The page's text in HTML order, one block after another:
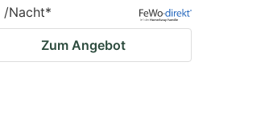
/Nacht*
Zum Angebot